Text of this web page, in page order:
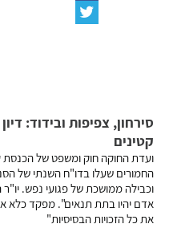
סירחון, צפיפות ובידוד:
קטינים
ועדת החוקה חוק ומשפט של הכנסת
החמורים שעלו בדו"ח השנתי של
וכבילה ממושכת של פגועי נפש. יו"ר
אדם יהיו בתת תנאים". מפקד כלא
את כל הזכויות הבסיסיות"